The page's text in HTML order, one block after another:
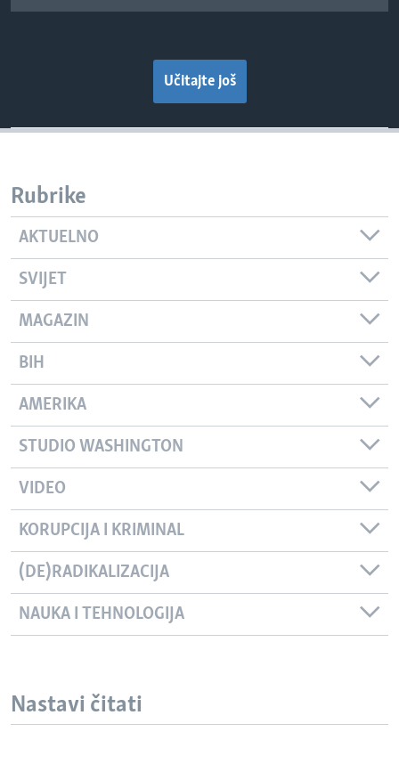
Učitajte još
Rubrike
AKTUELNO
SVIJET
MAGAZIN
BIH
AMERIKA
STUDIO WASHINGTON
VIDEO
KORUPCIJA I KRIMINAL
(DE)RADIKALIZACIJA
NAUKA I TEHNOLOGIJA
Nastavi čitati